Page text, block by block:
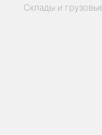
Склады и